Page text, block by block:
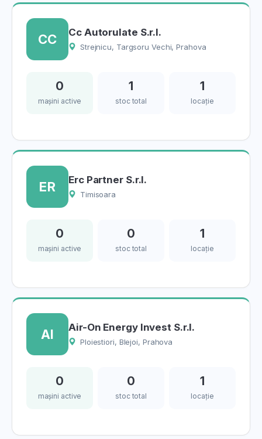
CC Cc Autorulate S.r.l.
Strejnicu, Targsoru Vechi, Prahova
0
mașini active
1
stoc total
1
locație
ER Erc Partner S.r.l.
Timisoara
0
mașini active
0
stoc total
1
locație
AI Air-On Energy Invest S.r.l.
Ploiestiori, Blejoi, Prahova
0
mașini active
0
stoc total
1
locație